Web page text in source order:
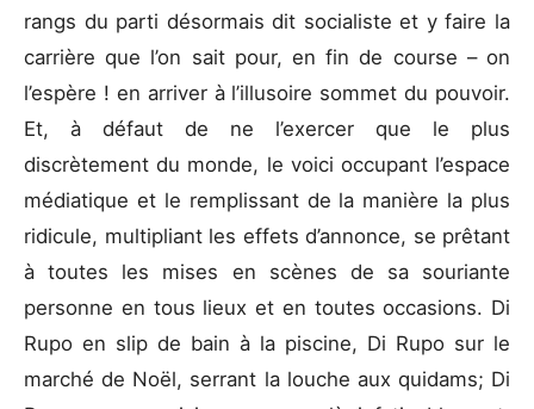
rangs du parti désormais dit socialiste et y faire la
carrière que l’on sait pour, en fin de course – on
l’espère ! en arriver à l’illusoire sommet du pouvoir.
Et, à défaut de ne l’exercer que le plus
discrètement du monde, le voici occupant l’espace
médiatique et le remplissant de la manière la plus
ridicule, multipliant les effets d’annonce, se prêtant
à toutes les mises en scènes de sa souriante
personne en tous lieux et en toutes occasions. Di
Rupo en slip de bain à la piscine, Di Rupo sur le
marché de Noël, serrant la louche aux quidams; Di